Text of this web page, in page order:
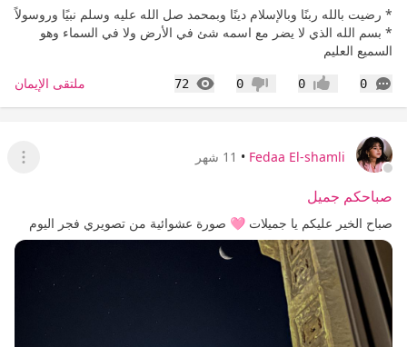
* رضيت بالله ربنًا وبالإسلام دينًا وبمحمد صل الله عليه وسلم نبيًا وروسولاً
* بسم الله الذي لا يضر مع اسمه شئ في الأرض ولا في السماء وهو
السميع العليم
0
التعليقات إعجاب0 عدم إعجاب
0
72
المشاهدات ملتقى الإيمان
Fedaa El-shamli
• 11 شهر
عرض
صباحكم جميل
صباح الخير عليكم يا جميلات 🩷 صورة عشوائية من تصويري فجر اليوم